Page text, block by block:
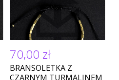
70,00 zł
BRANSOLETKA Z
CZARNYM TURMALINEM